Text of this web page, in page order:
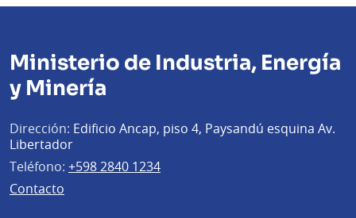
Ministerio de Industria, Energía
y Minería
Dirección: Edificio Ancap, piso 4, Paysandú esquina Av.
Libertador
Teléfono: +598 2840 1234
Contacto